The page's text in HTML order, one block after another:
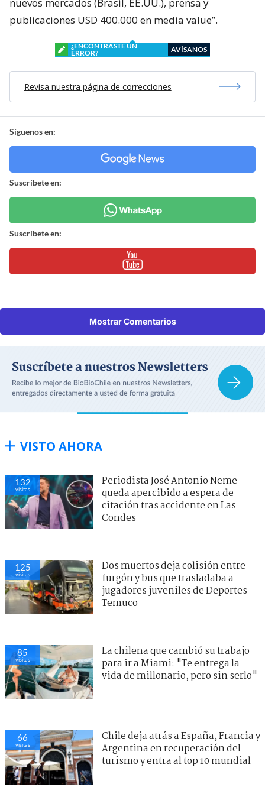
publicaciones USD 400.000 en media value”.
¿ENCONTRASTE UN
ERROR?
AVÍSANOS
Revisa nuestra página de correcciones
Síguenos en:
Suscríbete en:
Suscríbete en:
Mostrar Comentarios
VISTO AHORA
132
visitas
Periodista José Antonio Neme
queda apercibido a espera de
citación tras accidente en Las
Condes
125
visitas
Dos muertos deja colisión entre
furgón y bus que trasladaba a
jugadores juveniles de Deportes
Temuco
85
visitas
La chilena que cambió su trabajo
para ir a Miami: "Te entrega la
vida de millonario, pero sin serlo"
66
visitas
Chile deja atrás a España, Francia y
Argentina en recuperación del
turismo y entra al top 10 mundial